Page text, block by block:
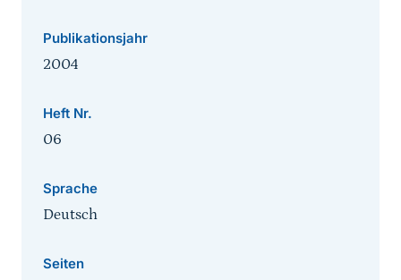
Publikationsjahr
2004
Heft Nr.
06
Sprache
Deutsch
Seiten